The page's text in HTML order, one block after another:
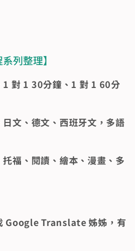
列整理】
1 對 1 30分鐘、1 對 1 60分
文、德文、西班牙文，多語
福、閱讀、繪本、漫畫、多
Google Translate 姊姊，有